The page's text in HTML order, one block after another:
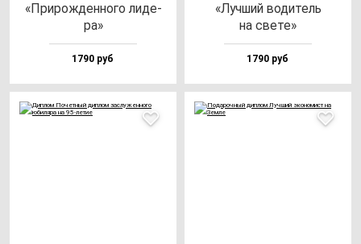
«При­рож­ден­но­го ли­де­
ра»
1790 руб
«Луч­ший во­ди­тель
на све­те»
1790 руб